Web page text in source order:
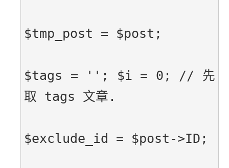
$tmp_post = $post;
$tags = ''; $i = 0; // 先
取 tags 文章.
$exclude_id = $post->ID;